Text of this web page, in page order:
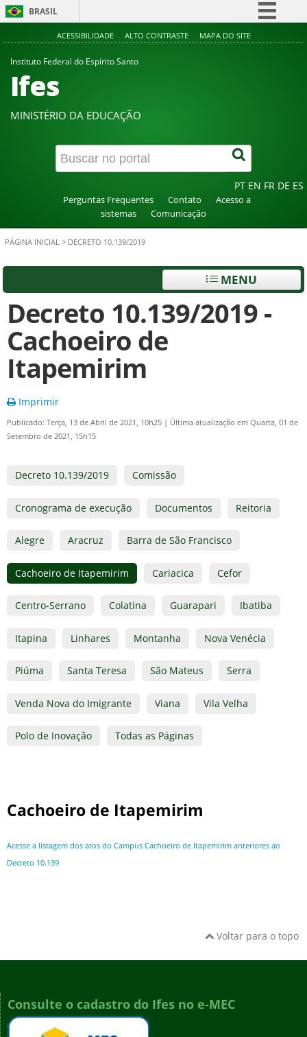
BRASIL
Simplifique!
Canais
ACESSIBILIDADE ALTO CONTRASTE MAPA DO SITE
Instituto Federal do Espírito Santo
Ifes
MINISTÉRIO DA EDUCAÇÃO
PT EN FR DE ES
Perguntas Frequentes Contato
Acesso a
sistemas
Comunicação
PÁGINA INICIAL > DECRETO 10.139/2019
MENU
Decreto 10.139/2019 -
Cachoeiro de
Itapemirim
Imprimir
Publicado: Terça, 13 de Abril de 2021, 10h25 | Última atualização em Quarta, 01 de
Setembro de 2021, 15h15
Decreto 10.139/2019 Comissão
Cronograma de execução Documentos Reitoria
Alegre Aracruz Barra de São Francisco
Cachoeiro de Itapemirim Cariacica Cefor
Centro-Serrano Colatina Guarapari Ibatiba
Itapina Linhares Montanha Nova Venécia
Piúma Santa Teresa São Mateus Serra
Venda Nova do Imigrante Viana Vila Velha
Polo de Inovação Todas as Páginas
Cachoeiro de Itapemirim
Acesse a listagem dos atos do Campus Cachoeiro de Itapemirim anteriores ao
Decreto 10.139
Voltar para o topo
Consulte o cadastro do Ifes no e-MEC